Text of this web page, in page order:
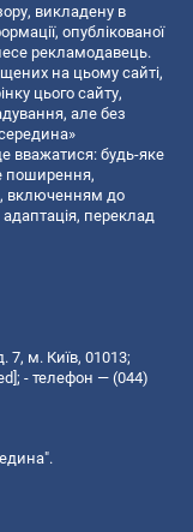
викладену в
опублікованої
рекламодавець.
на цьому сайті,
цього сайту,
але без
вважатися: будь-яке
поширення,
включенням до
переклад
7, м. Київ, 01013;
; - телефон — (044)